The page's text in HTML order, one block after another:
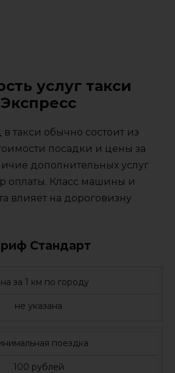
услуг такси
Экспресс
такси обычно состоит из
посадки и цены за
дополнительных услуг
оплаты. Класс машины и
влияет на дороговизну
Стандарт
за 1 км по городу
не указана
поездка
100 рублей